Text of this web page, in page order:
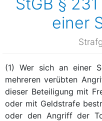
einer
(1) Wer sich an einer
mehreren verübten
dieser Beteiligung mit
oder mit Geldstrafe
oder den Angriff der